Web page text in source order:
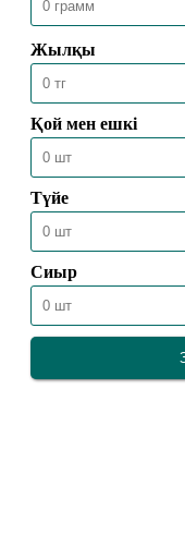
31.07.2026